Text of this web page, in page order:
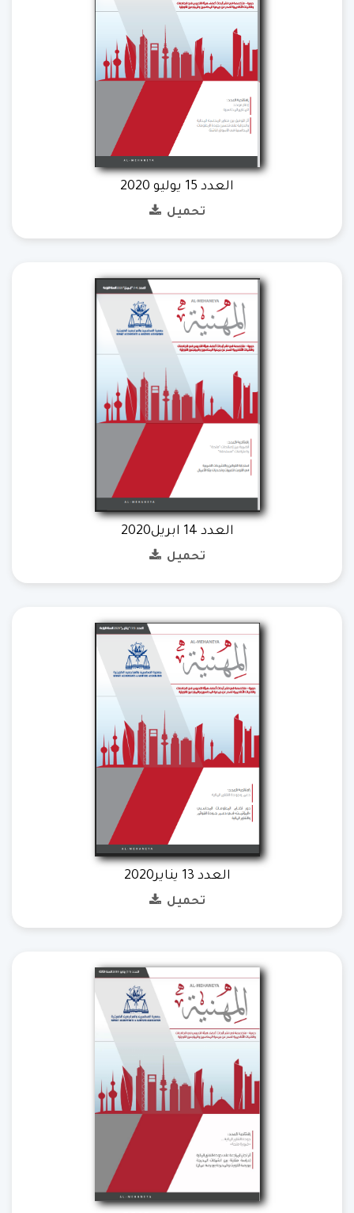
العدد 15 يوليو 2020
تحميل
العدد 14 ابريل2020
تحميل
العدد 13 يناير2020
تحميل